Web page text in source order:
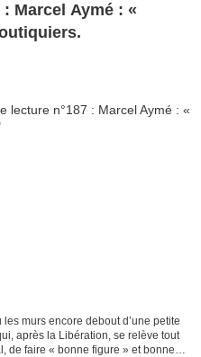
Marcel Aymé : «
murs encore debout d’une petite
après la Libération, se relève tout
de faire « bonne figure » et bonne